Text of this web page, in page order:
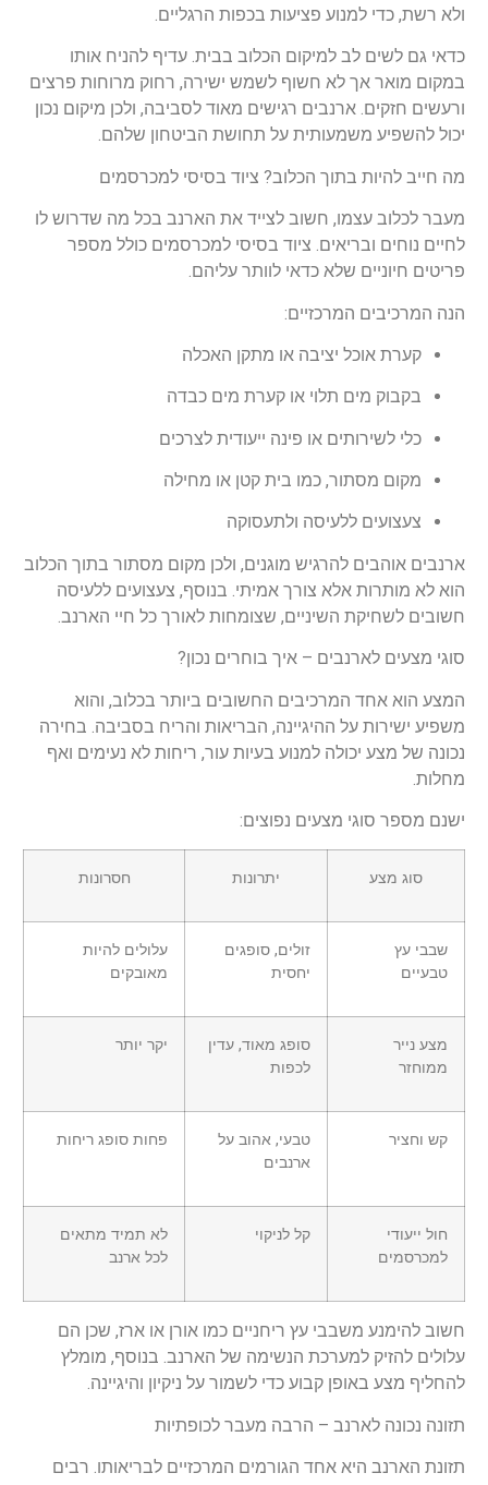
ולא רשת, כדי למנוע פציעות בכפות הרגליים.
כדאי גם לשים לב למיקום הכלוב בבית. עדיף להניח אותו
במקום מואר אך לא חשוף לשמש ישירה, רחוק מרוחות פרצים
ורעשים חזקים. ארנבים רגישים מאוד לסביבה, ולכן מיקום נכון
יכול להשפיע משמעותית על תחושת הביטחון שלהם.
מה חייב להיות בתוך הכלוב? ציוד בסיסי למכרסמים
מעבר לכלוב עצמו, חשוב לצייד את הארנב בכל מה שדרוש לו
לחיים נוחים ובריאים. ציוד בסיסי למכרסמים כולל מספר
פריטים חיוניים שלא כדאי לוותר עליהם.
הנה המרכיבים המרכזיים:
קערת אוכל יציבה או מתקן האכלה
בקבוק מים תלוי או קערת מים כבדה
כלי לשירותים או פינה ייעודית לצרכים
מקום מסתור, כמו בית קטן או מחילה
צעצועים ללעיסה ולתעסוקה
ארנבים אוהבים להרגיש מוגנים, ולכן מקום מסתור בתוך הכלוב
הוא לא מותרות אלא צורך אמיתי. בנוסף, צעצועים ללעיסה
חשובים לשחיקת השיניים, שצומחות לאורך כל חיי הארנב.
סוגי מצעים לארנבים – איך בוחרים נכון?
המצע הוא אחד המרכיבים החשובים ביותר בכלוב, והוא
משפיע ישירות על ההיגיינה, הבריאות והריח בסביבה. בחירה
נכונה של מצע יכולה למנוע בעיות עור, ריחות לא נעימים ואף
מחלות.
ישנם מספר סוגי מצעים נפוצים:
סוג מצע יתרונות חסרונות
שבבי עץ
טבעיים
זולים, סופגים
יחסית
עלולים להיות
מאובקים
מצע נייר
ממוחזר
סופג מאוד, עדין
לכפות
יקר יותר
קש וחציר
טבעי, אהוב על
ארנבים
פחות סופג ריחות
חול ייעודי
למכרסמים
קל לניקוי
לא תמיד מתאים
לכל ארנב
חשוב להימנע משבבי עץ ריחניים כמו אורן או ארז, שכן הם
עלולים להזיק למערכת הנשימה של הארנב. בנוסף, מומלץ
להחליף מצע באופן קבוע כדי לשמור על ניקיון והיגיינה.
תזונה נכונה לארנב – הרבה מעבר לכופתיות
תזונת הארנב היא אחד הגורמים המרכזיים לבריאותו. רבים